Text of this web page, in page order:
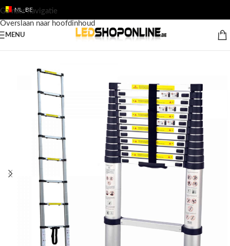
Ga naar navigatie
Overslaan naar hoofdinhoud
NL_BE
MENU
Home/ Producten/GEREEDSCHAP/Ladders